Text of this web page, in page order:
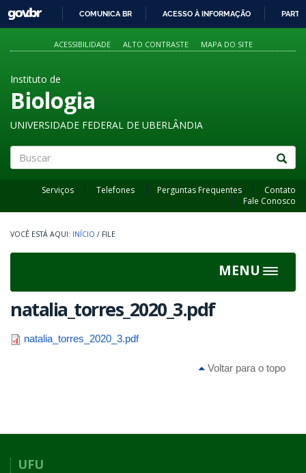
PARA
O
GOVBR
COMUNICA BR ACESSO À INFORMAÇÃO
ACESSIBILIDADE ALTO CONTRASTE MAPA DO SITE
Instituto de
Biologia
UNIVERSIDADE FEDERAL DE UBERLÂNDIA
Serviços Telefones Perguntas Frequentes
Contato
Fale Conosco
INÍCIO / FILE
MENU
Toggle
natalia_torres_2020_3.pdf
natalia_torres_2020_3.pdf
Voltar para o topo
UFU